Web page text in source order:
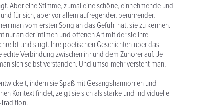
Aber eine Stimme, zumal eine schöne, einnehmende und
für sich, aber vor allem aufregender, berührender,
man vom ersten Song an das Gefühl hat, sie zu kennen.
nur an der intimen und offenen Art mit der sie ihre
und singt. Ihre poetischen Geschichten über das
Verbindung zwischen ihr und dem Zuhörer auf. Je
sich selbst verstanden. Und umso mehr versteht man.
indem sie Spaß mit Gesangsharmonien und
Kontext findet, zeigt sie sich als starke und individuelle